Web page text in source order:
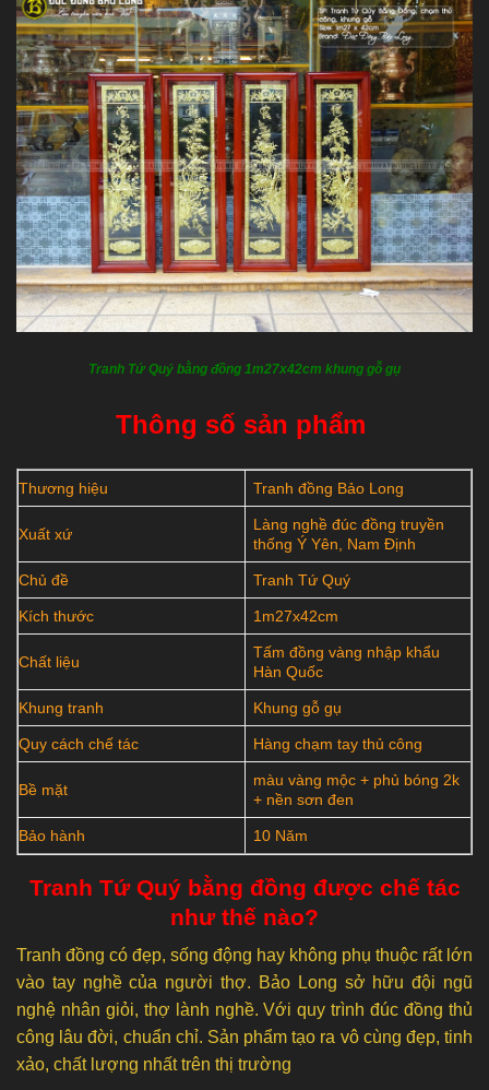
Tranh Tứ Quý bằng đồng 1m27x42cm khung gỗ gụ
Thông số sản phẩm
Thương hiệu Tranh đồng Bảo Long
Xuất xứ
Làng nghề đúc đồng truyền
thống Ý Yên, Nam Định
Chủ đề Tranh Tứ Quý
Kích thước 1m27x42cm
Chất liệu
Tấm đồng vàng nhập khẩu
Hàn Quốc
Khung tranh Khung gỗ gụ
Quy cách chế tác Hàng chạm tay thủ công
Bề mặt
màu vàng mộc + phủ bóng 2k
+ nền sơn đen
Bảo hành 10 Năm
Tranh Tứ Quý bằng đồng được chế tác
như thế nào?
Tranh đồng có đẹp, sống động hay không phụ thuộc rất lớn
vào tay nghề của người thợ. Bảo Long sở hữu đội ngũ
nghệ nhân giỏi, thợ lành nghề. Với quy trình đúc đồng thủ
công lâu đời, chuẩn chỉ. Sản phẩm tạo ra vô cùng đẹp, tinh
xảo, chất lượng nhất trên thị trường